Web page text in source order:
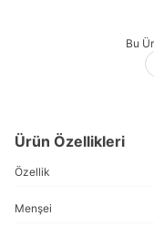
Bu
Ürün Özellikleri
Özellik
Menşei